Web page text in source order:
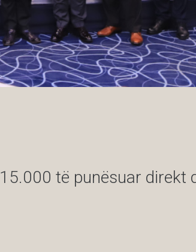
15.000 të punësuar direkt